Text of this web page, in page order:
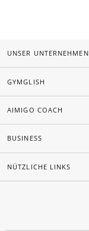
UNSER UNTERNEHMEN
GYMGLISH
AIMIGO COACH
BUSINESS
NÜTZLICHE LINKS